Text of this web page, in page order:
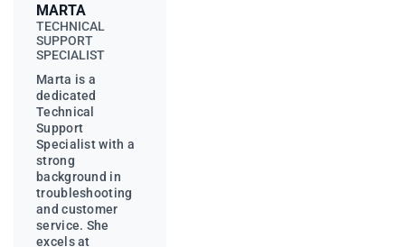
MARTA
TECHNICAL
SUPPORT
SPECIALIST
Marta is a
dedicated
Technical
Support
Specialist with a
strong
background in
troubleshooting
and customer
service. She
excels at